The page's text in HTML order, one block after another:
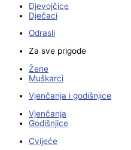
Djevojčice
Dječaci
Odrasli
Za sve prigode
Žene
Muškarci
Vjenčanja i godišnjice
Vjenčanja
Godišnjice
Cvijeće